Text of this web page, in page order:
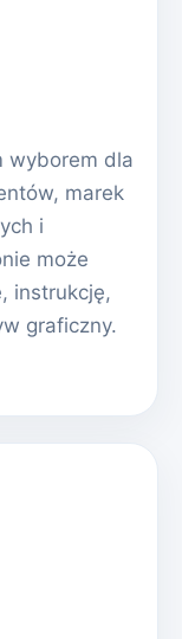
wyborem dla
marek
i
może
instrukcję,
graficzny.